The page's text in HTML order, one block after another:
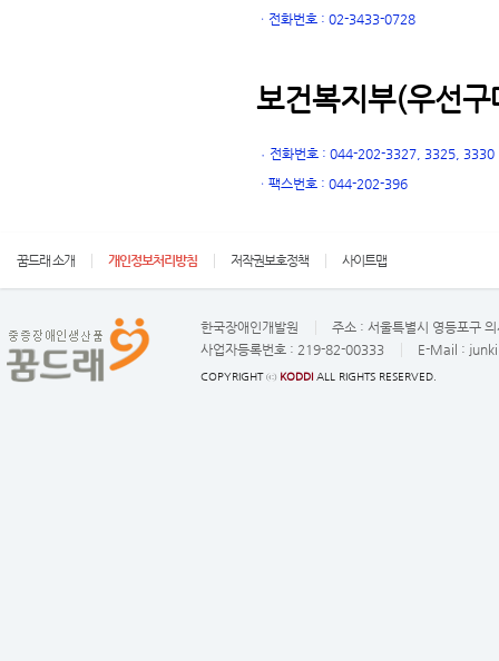
ㆍ 전화번호 : 02-3433-0728
보건복지부(우선
ㆍ 전화번호 : 044-202-3327, 3325, 3330
ㆍ 팩스번호 : 044-202-396
꿈드래 소개 개인정보처리방침 저작권보호정책 사이트맵
한국장애인개발원 주소 : 서울특별시 영등포구
사업자등록번호 : 219-82-00333 E-Mail :
COPYRIGHT ⓒ KODDI ALL RIGHTS RESERVED.